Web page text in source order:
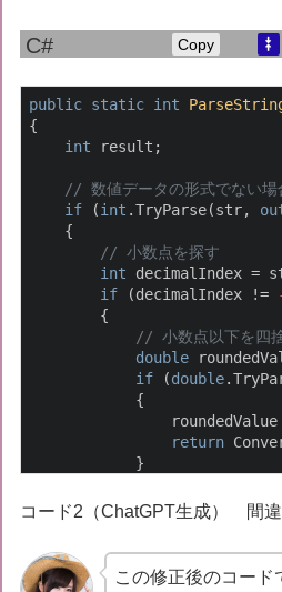
Copy
public static int
{
int result;
// 数値データの形式でない場
if (int .TryParse(str,
    {
// 小数点を探す
int decimalIndex =
if (decimalIndex !=
        {
// 小数点以下を四
double
if (double
            {
return
            }
            {
return
-1
;
        }
コード2（ChatGPT生成） 間違
この修正後のコー